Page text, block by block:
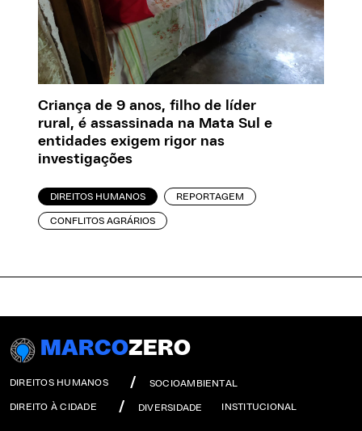
Criança de 9 anos, filho de líder
rural, é assassinada na Mata Sul e
entidades exigem rigor nas
investigações
DIREITOS HUMANOS REPORTAGEM
CONFLITOS AGRÁRIOS
MARCOZERO
DIREITOS HUMANOS SOCIOAMBIENTAL
DIREITO À CIDADE DIVERSIDADE INSTITUCIONAL